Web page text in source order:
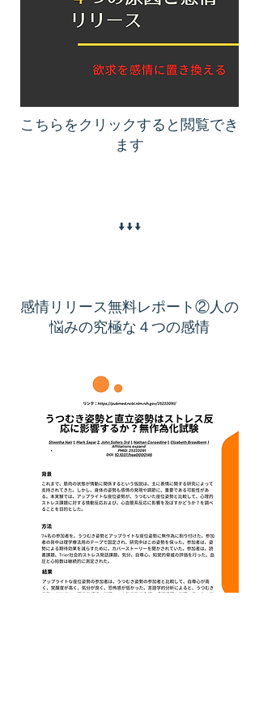
こちらをクリックすると閲覧でき
ます
​↓↓↓
感情リリース無料レポート②人の
悩みの究極な４つの感情